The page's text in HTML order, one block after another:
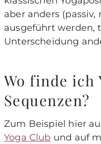
aber anders
ausgeführt werden,
Unterscheidung
Wo finde ich
Sequenzen?
Zum Beispiel hier
Yoga Club und auf